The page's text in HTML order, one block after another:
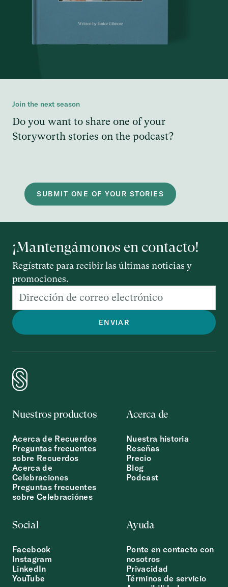
Join the next season
Do you want to share one of your
Storyworth stories on the podcast?
SUBMIT ONE OF YOUR STORIES
¡Mantengámonos en contacto!
Regístrate para recibir las últimas noticias y
promociones.
Nuestros productos
Acerca de Recuerdos
Preguntas frecuentes
sobre Recuerdos
Acerca de
Celebraciones
Preguntas frecuentes
sobre Celebraciónes
Acerca de
Nuestra historia
Reseñas
Precio
Blog
Podcast
Social
Facebook
Instagram
LinkedIn
YouTube
Ayuda
Ponte en contacto con
nosotros
Privacidad
Términos de servicio